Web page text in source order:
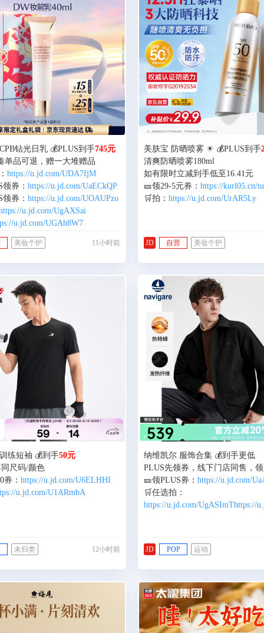
钻光日乳 💰PLUS到手745元
单品可退，赠一大堆赠品
https://u.jd.com/UDA7fjM
券： https://u.jd.com/UaECkQP
券： https://u.jd.com/UOAUPzo
u.jd.com/UgAXSai
u.jd.com/UGAh8W7
美妆个护 11小时前
美肤宝 防晒喷雾 ☀ 💰PLUS到手
清爽防晒喷雾180ml
如有限时立减到手低至16.41元
🎫领29-5元券： https://kurl05.cn/
🛒拍： https://u.jd.com/UrAR5Ly
JD 自营 美妆个护
练短袖 💰到手50元
尺码/颜色
券： https://u.jd.com/U6ELHHI
u.jd.com/U1ARmbA
未归类 12小时前
纳维凯尔 服饰合集 💰到手更低
PLUS先领券，线下门店同售，
🎫领PLUS券： https://u.jd.com/
🛒任选拍：
https://u.jd.com/UgASImThttps://
JD POP 运动